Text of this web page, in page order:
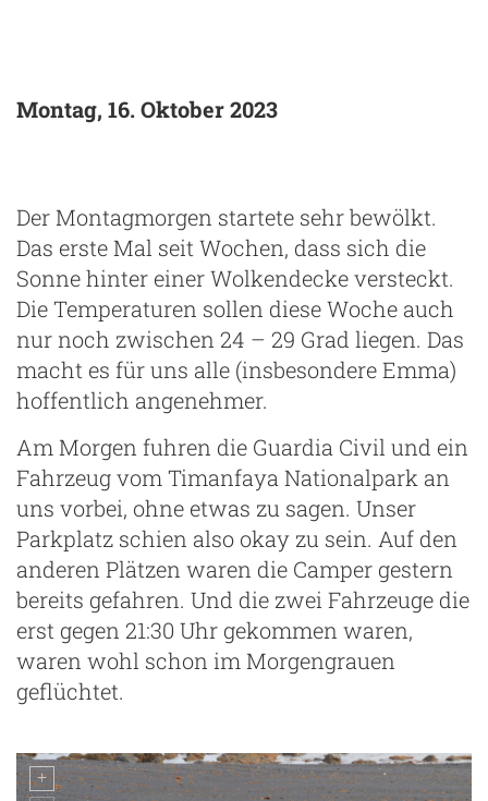
Montag, 16. Oktober 2023
Der Montagmorgen startete sehr bewölkt.
Das erste Mal seit Wochen, dass sich die
Sonne hinter einer Wolkendecke versteckt.
Die Temperaturen sollen diese Woche auch
nur noch zwischen 24 – 29 Grad liegen. Das
macht es für uns alle (insbesondere Emma)
hoffentlich angenehmer.
Am Morgen fuhren die Guardia Civil und ein
Fahrzeug vom Timanfaya Nationalpark an
uns vorbei, ohne etwas zu sagen. Unser
Parkplatz schien also okay zu sein. Auf den
anderen Plätzen waren die Camper gestern
bereits gefahren. Und die zwei Fahrzeuge die
erst gegen 21:30 Uhr gekommen waren,
waren wohl schon im Morgengrauen
geflüchtet.